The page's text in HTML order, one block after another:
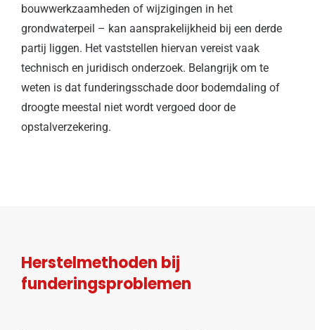
bouwwerkzaamheden of wijzigingen in het
grondwaterpeil – kan aansprakelijkheid bij een derde
partij liggen. Het vaststellen hiervan vereist vaak
technisch en juridisch onderzoek. Belangrijk om te
weten is dat funderingsschade door bodemdaling of
droogte meestal niet wordt vergoed door de
opstalverzekering.
Herstelmethoden bij
funderingsproblemen